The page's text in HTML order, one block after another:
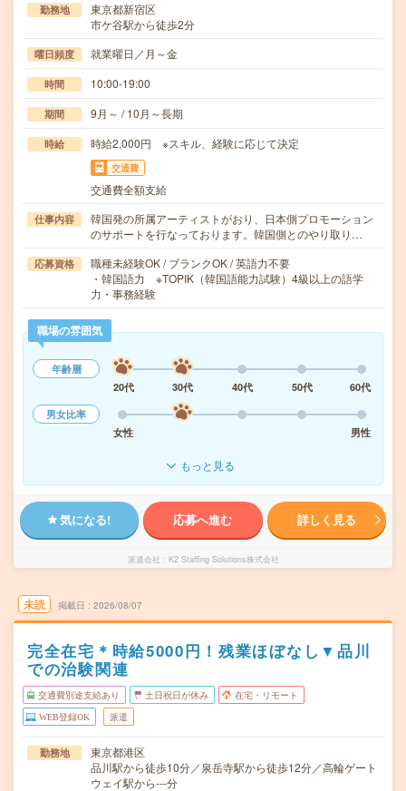
勤務地
東京都新宿区
市ケ谷駅から徒歩2分
曜日頻度 就業曜日／月～金
時間 10:00-19:00
期間 9月～ / 10月～長期
時給 時給2,000円 ※スキル、経験に応じて決定
交通費
交通費全額支給
仕事内容
韓国発の所属アーティストがおり、日本側プロモーション
のサポートを行なっております。韓国側とのやり取り…
応募資格
職種未経験OK / ブランクOK / 英語力不要
・韓国語力 ※TOPIK（韓国語能力試験）4級以上の語学
力・事務経験
職場の雰囲気
年齢層
20代
30代 40代 50代
60代
男女比率
女性
男性
もっと見る
気になる! 応募へ進む 詳しく見る
派遣会社 K2 Staffing Solutions株式会社
未読 掲載日 2026/08/07
完全在宅＊時給5000円！残業ほぼなし▼品川
での治験関連
交通費別途支給あり 土日祝日が休み 在宅・リモート
WEB登録OK 派遣
勤務地
東京都港区
品川駅から徒歩10分／泉岳寺駅から徒歩12分／高輪ゲート
ウェイ駅から---分